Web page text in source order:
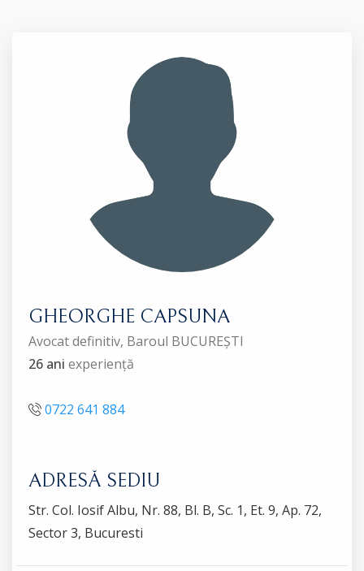
GHEORGHE CAPSUNA
Avocat definitiv, Baroul BUCUREȘTI
26 ani experiență
0722 641 884
ADRESĂ SEDIU
Str. Col. Iosif Albu, Nr. 88, Bl. B, Sc. 1, Et. 9, Ap. 72,
Sector 3, Bucuresti